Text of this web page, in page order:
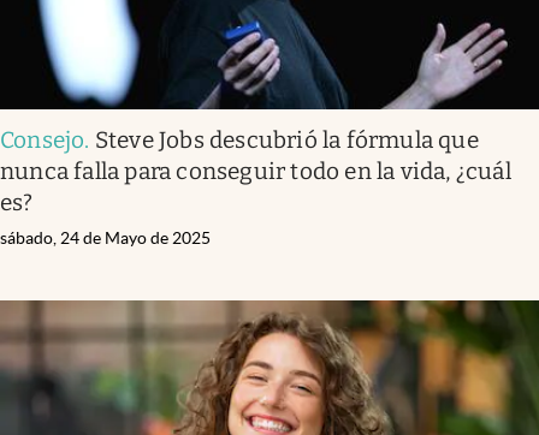
Consejo. Steve Jobs descubrió la fórmula que
nunca falla para conseguir todo en la vida, ¿cuál
es?
sábado, 24 de Mayo de 2025